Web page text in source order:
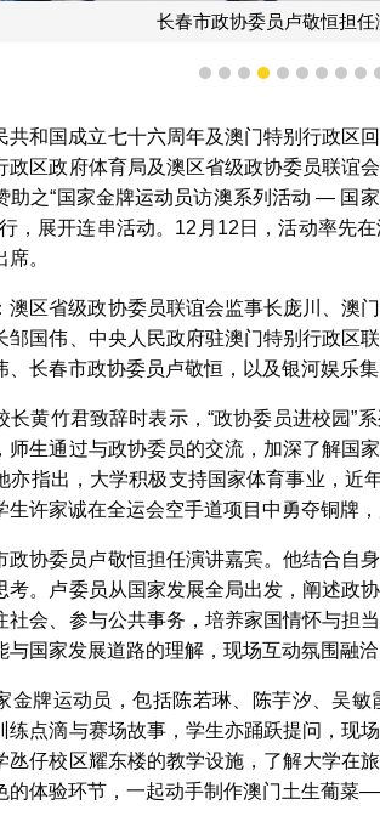
长春市政协委员卢敬恒担任
1 2 3 4 5 6 7 8 9
共和国成立七十六周年及澳门特别行政区
政区政府体育局及澳区省级政协委员联谊
助之“国家金牌运动员访澳系列活动 — 国
，展开连串活动。12月12日，活动率先
。
澳区省级政协委员联谊会监事长庞川、澳
邹国伟、中央人民政府驻澳门特别行政区
、长春市政协委员卢敬恒，以及银河娱乐
长黄竹君致辞时表示，“政协委员进校园”
师生通过与政协委员的交流，加深了解国
亦指出，大学积极支持国家体育事业，近
生许家诚在全运会空手道项目中勇夺铜牌
政协委员卢敬恒担任演讲嘉宾。他结合自
考。卢委员从国家发展全局出发，阐述政
社会、参与公共事务，培养家国情怀与担
与国家发展道路的理解，现场互动氛围融洽
金牌运动员，包括陈若琳、陈芋汐、吴
练点滴与赛场故事，学生亦踊跃提问，现
氹仔校区耀东楼的教学设施，了解大学在
的体验环节，一起动手制作澳门土生葡菜